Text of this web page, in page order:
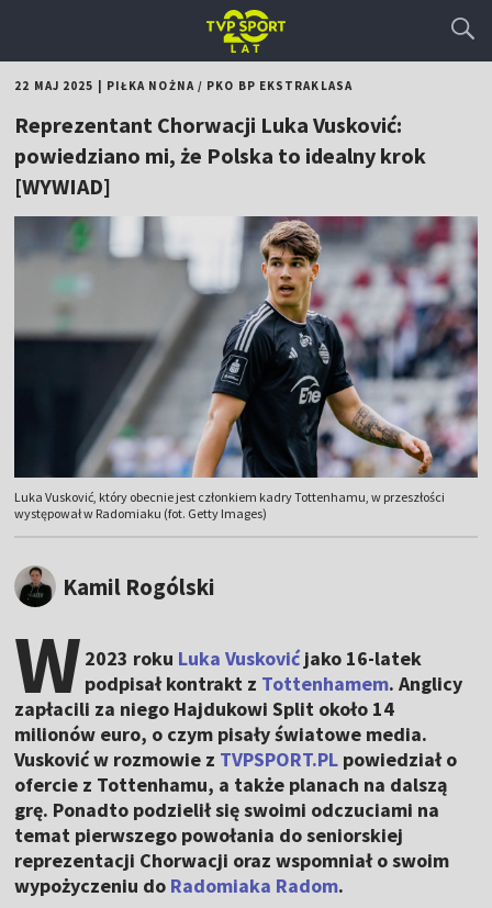
22 MAJ 2025 PIŁKA NOŻNA/ PKO BP EKSTRAKLASA
Reprezentant Chorwacji Luka Vusković:
powiedziano mi, że Polska to idealny krok
[WYWIAD]
Luka Vusković, który obecnie jest członkiem kadry Tottenhamu, w przeszłości
występował w Radomiaku (fot. Getty Images)
Kamil Rogólski
W 2023 roku Luka Vusković jako 16-latek
podpisał kontrakt z Tottenhamem. Anglicy
zapłacili za niego Hajdukowi Split około 14
milionów euro, o czym pisały światowe media.
Vusković w rozmowie z TVPSPORT.PL powiedział o
ofercie z Tottenhamu, a także planach na dalszą
grę. Ponadto podzielił się swoimi odczuciami na
temat pierwszego powołania do seniorskiej
reprezentacji Chorwacji oraz wspomniał o swoim
wypożyczeniu do Radomiaka Radom.